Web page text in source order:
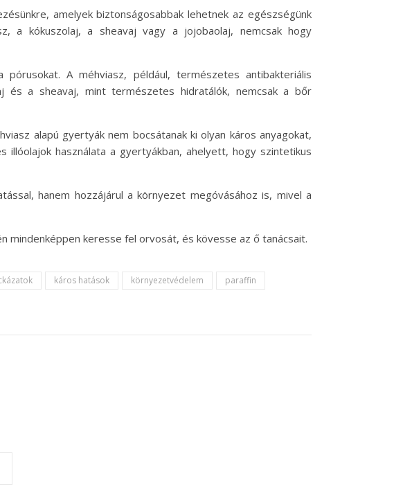
amelyek biztonságosabbak lehetnek az egészségünk
a kókuszolaj, a sheavaj vagy a jojobaolaj, nemcsak hogy
A méhviasz, például, természetes antibakteriális
és a sheavaj, mint természetes hidratálók, nemcsak a bőr
alapú gyertyák nem bocsátanak ki olyan káros anyagokat,
használata a gyertyákban, ahelyett, hogy szintetikus
hanem hozzájárul a környezet megóvásához is, mivel a
mindenképpen keresse fel orvosát, és kövesse az ő tanácsait.
káros hatások környezetvédelem
paraffin